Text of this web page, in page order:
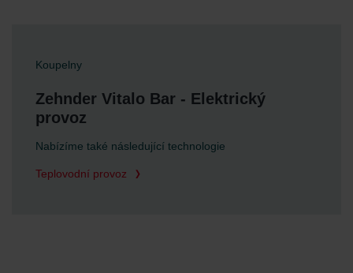
Koupelny
Zehnder Vitalo Bar - Elektrický
provoz
Nabízíme také následující technologie
Teplovodní provoz